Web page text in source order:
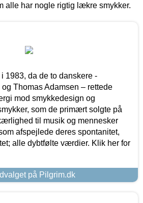
alle har nogle rigtig lækre smykker.
1983, da de to danskere -
Thomas Adamsen – rettede
mod smykkedesign og
som de primært solgte på
til musik og mennesker
afspejlede deres spontanitet,
alle dybtfølte værdier. Klik her for
på Pilgrim.dk